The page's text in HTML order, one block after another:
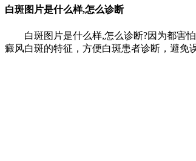
白斑图片是什么样,怎么诊断
白斑图片是什么样,怎么诊断?因为都害怕
癜风白斑的特征，方便白斑患者诊断，避免